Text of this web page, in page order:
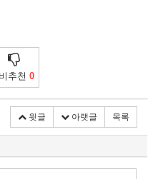
비추천 0
윗글 아랫글 목록